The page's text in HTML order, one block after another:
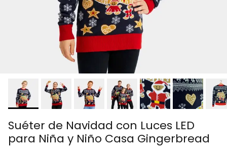
Suéter de Navidad con Luces LED
para Niña y Niño Casa Gingerbread